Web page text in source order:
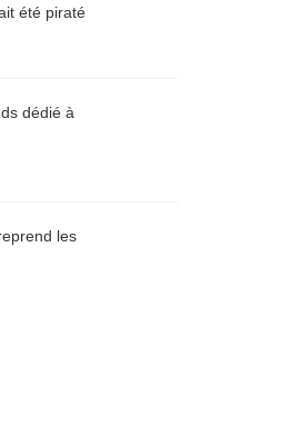
été piraté
dédié à
les